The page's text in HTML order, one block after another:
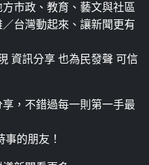
市政、教育、藝文與社區
台灣動起來、讓新聞更有
資訊分享 也為民發聲 可信
，不錯過每一則第一手最
的朋友！